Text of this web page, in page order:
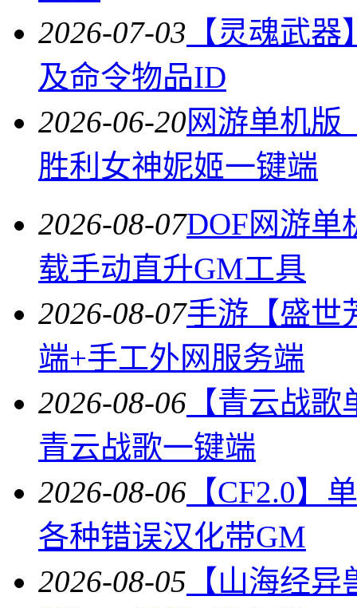
2026-07-03 【灵魂武
及命令物品ID
2026-06-20网游单机版
胜利女神妮姬一键端
2026-08-07DOF网游单
载手动直升GM工具
2026-08-07手游【盛世
端+手工外网服务端
2026-08-06 【青云战
青云战歌一键端
2026-08-06 【CF2.0】
各种错误汉化带GM
2026-08-05 【山海经